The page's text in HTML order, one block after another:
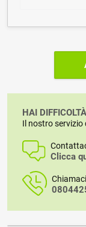
HAI
Il nostro servizio
Clicca